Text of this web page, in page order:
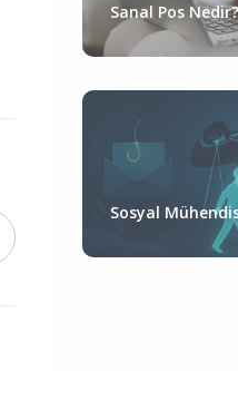
Sanal Pos Nedir?
Sosyal